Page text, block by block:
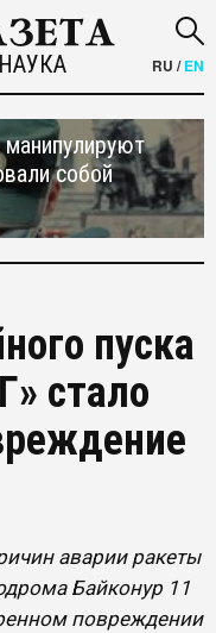
RU /EN
собой
пуска
стало
аварии ракеты
Байконур 11
повреждении